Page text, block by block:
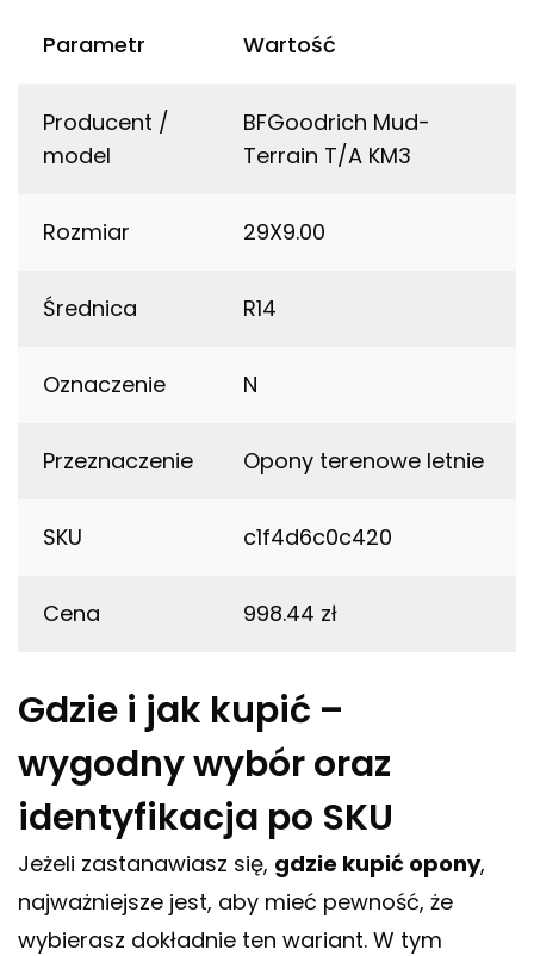
Parametr Wartość
Producent /
model
BFGoodrich Mud-
Terrain T/A KM3
Rozmiar 29X9.00
Średnica R14
Oznaczenie N
Przeznaczenie Opony terenowe letnie
SKU c1f4d6c0c420
Cena 998.44 zł
Gdzie i jak kupić –
wygodny wybór oraz
identyfikacja po SKU
Jeżeli zastanawiasz się, gdzie kupić opony,
najważniejsze jest, aby mieć pewność, że
wybierasz dokładnie ten wariant. W tym